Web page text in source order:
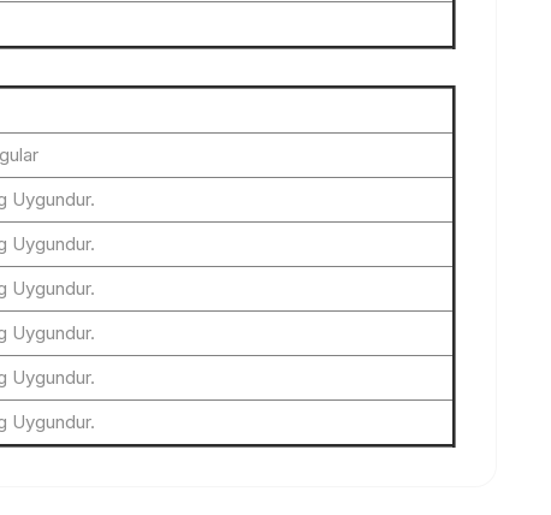
Uygundur.
Uygundur.
Uygundur.
Uygundur.
Uygundur.
Uygundur.